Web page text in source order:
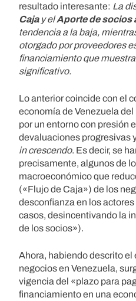
resultado interesante: La
Cajay elAporte de socios
tendencia a la baja,
otorgado por proveedores
financiamiento que
significativo.
Lo anterior coincide con el
economía de Venezuela
por un entorno con presión
devaluaciones progresivas
in crescendo. Es decir, se
precisamente, algunos de
macroeconómico que
(«Flujo de Caja») de los
desconfianza en los
casos, desincentivando la
de los socios»).
Ahora, habiendo descrito el
negocios en Venezuela,
vigencia del «plazo para
financiamiento en una